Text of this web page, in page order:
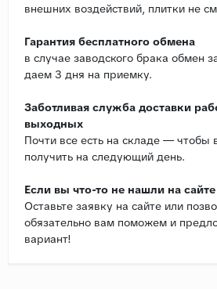
внешних воздействий, плитки не
Гарантия бесплатного обмена
в случае заводского брака обмен
даем 3 дня на приемку.
Заботливая служба доставки
выходных
Почти все есть на складе — чтобы
получить на следующий день.
Если вы что-то не нашли на сайте
Оставьте заявку на сайте или
обязательно вам поможем и
вариант!